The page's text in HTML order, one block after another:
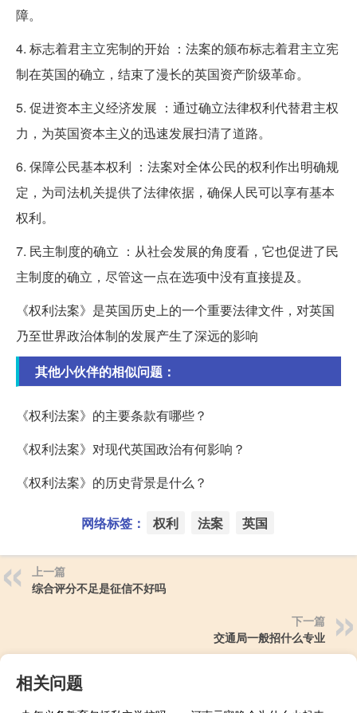
障。
4. 标志着君主立宪制的开始 ：法案的颁布标志着君主立宪
制在英国的确立，结束了漫长的英国资产阶级革命。
5. 促进资本主义经济发展 ：通过确立法律权利代替君主权
力，为英国资本主义的迅速发展扫清了道路。
6. 保障公民基本权利 ：法案对全体公民的权利作出明确规
定，为司法机关提供了法律依据，确保人民可以享有基本
权利。
7. 民主制度的确立 ：从社会发展的角度看，它也促进了民
主制度的确立，尽管这一点在选项中没有直接提及。
《权利法案》是英国历史上的一个重要法律文件，对英国
乃至世界政治体制的发展产生了深远的影响
其他小伙伴的相似问题：
《权利法案》的主要条款有哪些？
《权利法案》对现代英国政治有何影响？
《权利法案》的历史背景是什么？
网络标签： 权利 法案 英国
上一篇
综合评分不足是征信不好吗
下一篇
交通局一般招什么专业
相关问题